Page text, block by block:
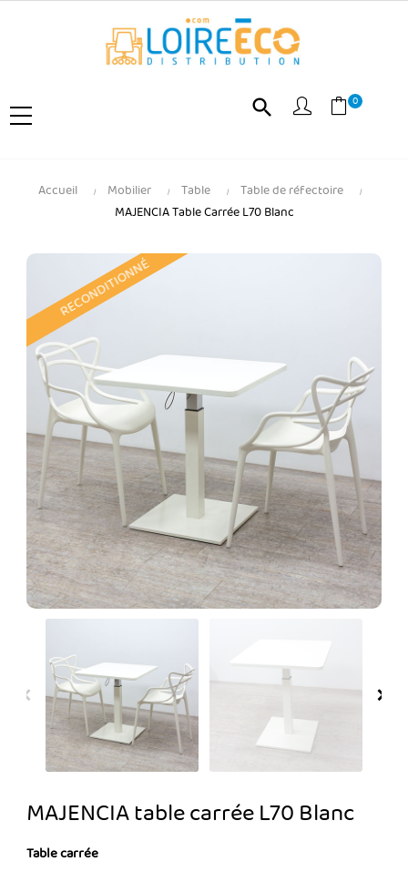
search 0
Accueil Mobilier Table
Table de réfectoire
MAJENCIA Table Carrée L70 Blanc
RECONDITIONNÉ
MAJENCIA table carrée L70 Blanc
Table carrée